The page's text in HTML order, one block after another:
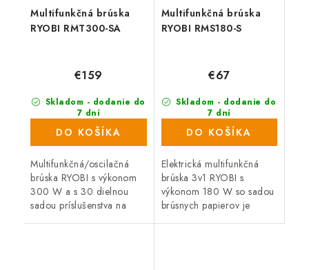
Multifunkčná brúska
RYOBI RMT300-SA
Skladom - dodanie do
7 dní
(94 ks)
€159
DO KOŠÍKA
Multifunkčná/oscilačná
brúska RYOBI s výkonom
300 W a s 30 dielnou
sadou príslušenstva na
Multifunkčná brúska
RYOBI RMS180-S
Skladom - dodanie do
7 dní
(874 ks)
€67
DO KOŠÍKA
Elektrická multifunkčná
brúska 3v1 RYOBI s
výkonom 180 W so sadou
brúsnych papierov je